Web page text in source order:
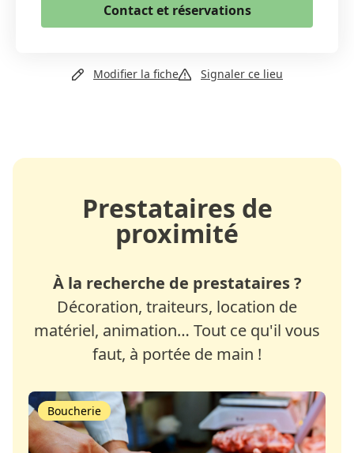
Copier le lien
Contact et réservations
Modifier la fiche
Signaler ce lieu
Prestataires de
proximité
À la recherche de prestataires ?
Décoration, traiteurs, location de
matériel, animation… Tout ce qu'il vous
faut, à portée de main !
Boucherie